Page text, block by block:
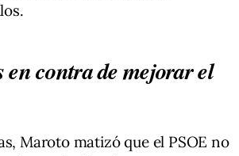
en contra de mejorar el
Maroto matizó que el PSOE no